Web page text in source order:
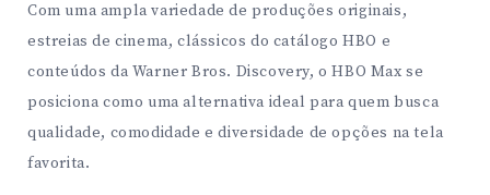
Com uma ampla variedade de produções originais,
estreias de cinema, clássicos do catálogo HBO e
conteúdos da Warner Bros. Discovery, o HBO Max se
posiciona como uma alternativa ideal para quem busca
qualidade, comodidade e diversidade de opções na tela
favorita.